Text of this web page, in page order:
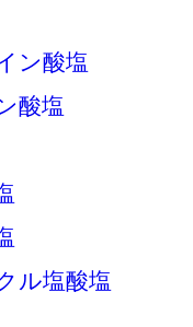
ン酸塩
酸塩
ル塩酸塩